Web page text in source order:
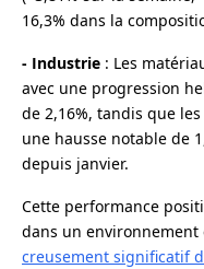
16,3% dans la
- Industrie : Les
avec une progression
de 2,16%, tandis que
une hausse notable de
depuis janvier.
Cette performance
dans un
creusement significatif